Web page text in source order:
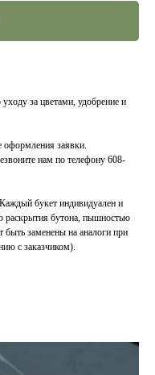
за цветами, удобрение и
заявки.
нам по телефону 608-
букет индивидуален и
раскрытия бутона, пышностью
быть заменены на аналоги при
с заказчиком).